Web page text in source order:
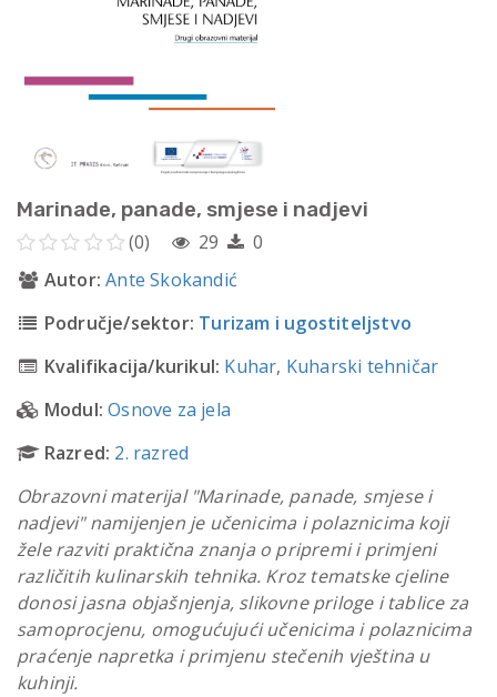
Marinade, panade, smjese i nadjevi
(0) 29
0
Autor: Ante Skokandić
Područje/sektor: Turizam i ugostiteljstvo
Kvalifikacija/kurikul: Kuhar, Kuharski tehničar
Modul: Osnove za jela
Razred: 2. razred
Obrazovni materijal "Marinade, panade, smjese i
nadjevi" namijenjen je učenicima i polaznicima koji
žele razviti praktična znanja o pripremi i primjeni
različitih kulinarskih tehnika. Kroz tematske cjeline
donosi jasna objašnjenja, slikovne priloge i tablice za
samoprocjenu, omogućujući učenicima i polaznicima
praćenje napretka i primjenu stečenih vještina u
kuhinji.